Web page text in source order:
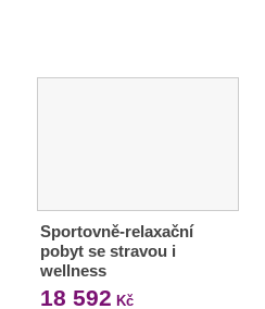
Sportovně-relaxační
pobyt se stravou i
wellness
18 592 Kč